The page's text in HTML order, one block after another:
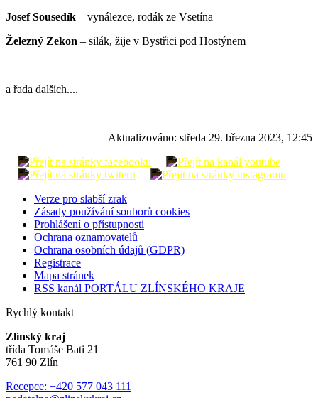
Josef Sousedík – vynálezce, rodák ze Vsetína
Železný Zekon – silák, žije v Bystřici pod Hostýnem
a řada dalších....
Aktualizováno: středa 29. března 2023, 12:45
Verze pro slabší zrak
Zásady používání souborů cookies
Prohlášení o přístupnosti
Ochrana oznamovatelů
Ochrana osobních údajů (GDPR)
Registrace
Mapa stránek
RSS kanál PORTÁLU ZLÍNSKÉHO KRAJE
Rychlý kontakt
Zlínský kraj
třída Tomáše Bati 21
761 90 Zlín
Recepce: +420 577 043 111